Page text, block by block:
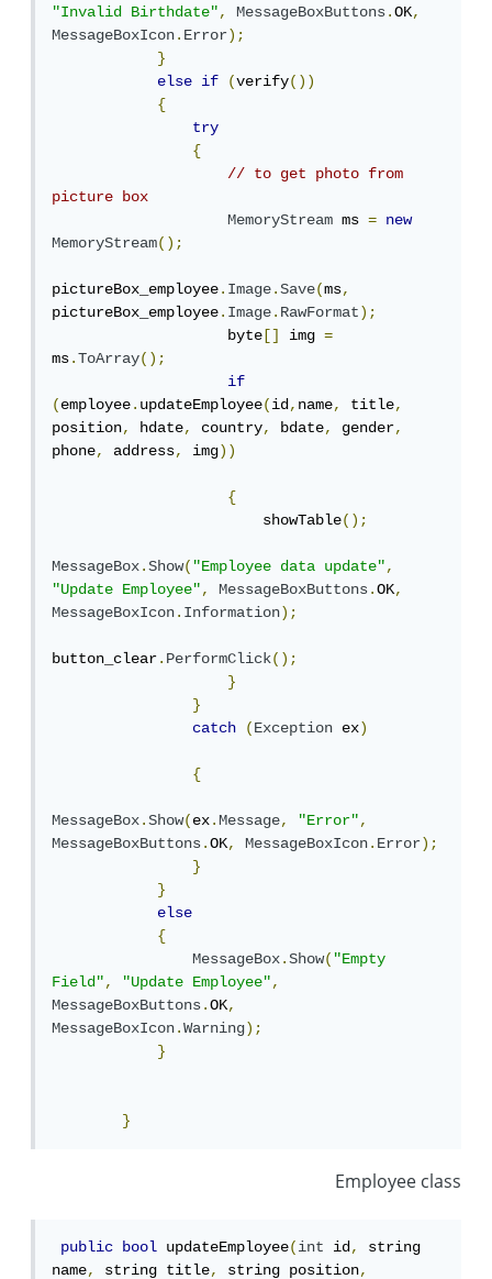
"Invalid Birthdate", MessageBoxButtons.OK,
MessageBoxIcon.Error);
}
else
if (verify())
{
try
{
// to get photo from
picture box
MemoryStream ms =
new
MemoryStream();
pictureBox_employee.Image.Save(ms,
pictureBox_employee.Image.RawFormat);
                    byte
[] img =
ms.ToArray();
if
(employee.updateEmployee(id,name, title,
position, hdate, country, bdate, gender,
phone, address, img))
{
                        showTable
();
MessageBox.Show("Employee data update",
"Update Employee", MessageBoxButtons.OK,
MessageBoxIcon.Information);
button_clear.PerformClick();
}
}
catch
(Exception ex)
{
MessageBox.Show(ex.Message, "Error",
MessageBoxButtons.OK, MessageBoxIcon.Error);
}
}
else
{
MessageBox.Show("Empty
Field", "Update Employee",
MessageBoxButtons.OK,
MessageBoxIcon.Warning);
}
}
Employee class
public bool updateEmployee(int id,
string
name, string title, string position,